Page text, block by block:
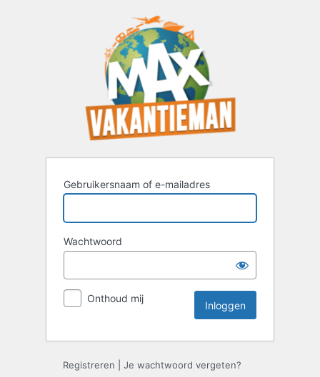
Gebruikersnaam of e-mailadres
Wachtwoord
Onthoud mij
Registreren Je wachtwoord vergeten?